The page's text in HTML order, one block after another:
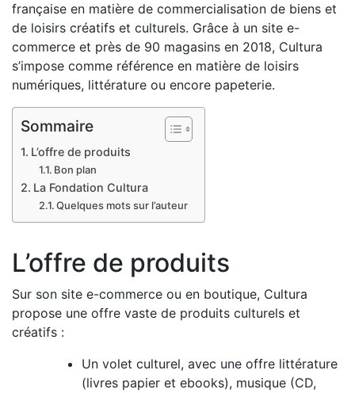
française en matière de commercialisation de biens et
de loisirs créatifs et culturels. Grâce à un site e-
commerce et près de 90 magasins en 2018, Cultura
s’impose comme référence en matière de loisirs
numériques, littérature ou encore papeterie.
Sommaire
L’offre de produits
Bon plan
La Fondation Cultura
Quelques mots sur l’auteur
L’offre de produits
Sur son site e-commerce ou en boutique, Cultura
propose une offre vaste de produits culturels et
créatifs :
Un volet culturel, avec une offre littérature
(livres papier et ebooks), musique (CD,